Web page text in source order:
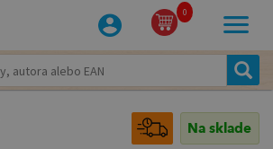
0
Na sklade